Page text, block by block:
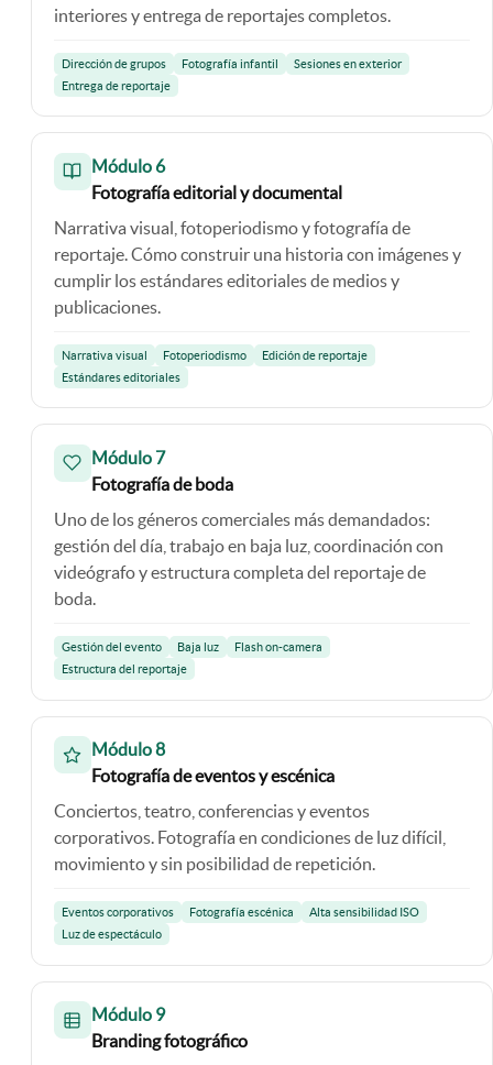
interiores y entrega de reportajes completos.
Dirección de grupos Fotografía infantil
Sesiones en exterior
Entrega de reportaje
Módulo 6
Fotografía editorial y documental
Narrativa visual, fotoperiodismo y fotografía de
reportaje. Cómo construir una historia con imágenes y
cumplir los estándares editoriales de medios y
publicaciones.
Narrativa visual Fotoperiodismo
Edición de reportaje
Estándares editoriales
Módulo 7
Fotografía de boda
Uno de los géneros comerciales más demandados:
gestión del día, trabajo en baja luz, coordinación con
videógrafo y estructura completa del reportaje de
boda.
Gestión del evento Baja luz
Flash on-camera
Estructura del reportaje
Módulo 8
Fotografía de eventos y escénica
Conciertos, teatro, conferencias y eventos
corporativos. Fotografía en condiciones de luz difícil,
movimiento y sin posibilidad de repetición.
Eventos corporativos Fotografía escénica
Alta sensibilidad ISO
Luz de espectáculo
Módulo 9
Branding fotográfico